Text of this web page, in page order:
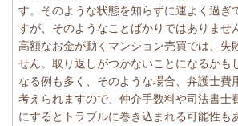
す。そのような状態を知らずに運よく過ぎ
すが、そのようなことばかりではありませ
高額なお金が動くマンション売買では、失
せん。取り返しがつかないことになるかも
なる例も多く、そのような場合、弁護士費
考えられますので、仲介手数料や司法書士
にするとトラブルに巻き込まれる可能性も